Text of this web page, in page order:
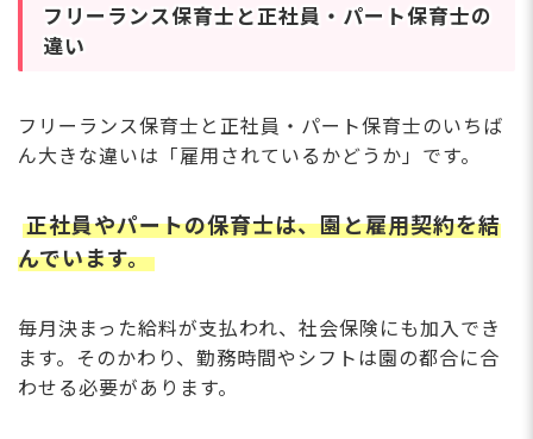
フリーランス保育士と正社員・パート保育士の
違い
フリーランス保育士と正社員・パート保育士のいちば
ん大きな違いは「雇用されているかどうか」です。
正社員やパートの保育士は、園と雇用契約を結
んでいます。
毎月決まった給料が支払われ、社会保険にも加入でき
ます。そのかわり、勤務時間やシフトは園の都合に合
わせる必要があります。